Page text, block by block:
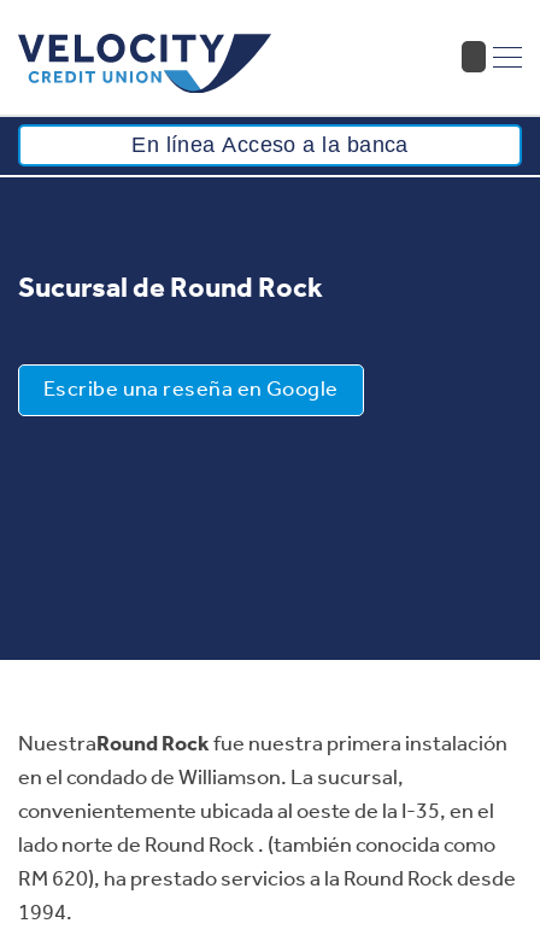
En línea Acceso a la banca
Sucursal de Round Rock
Escribe una reseña en Google
NuestraRound Rockfue nuestra primera instalación
en el condado de Williamson. La sucursal,
convenientemente ubicada al oeste de la I-35, en el
lado norte de Round Rock . (también conocida como
RM 620), ha prestado servicios a la Round Rock desde
1994.